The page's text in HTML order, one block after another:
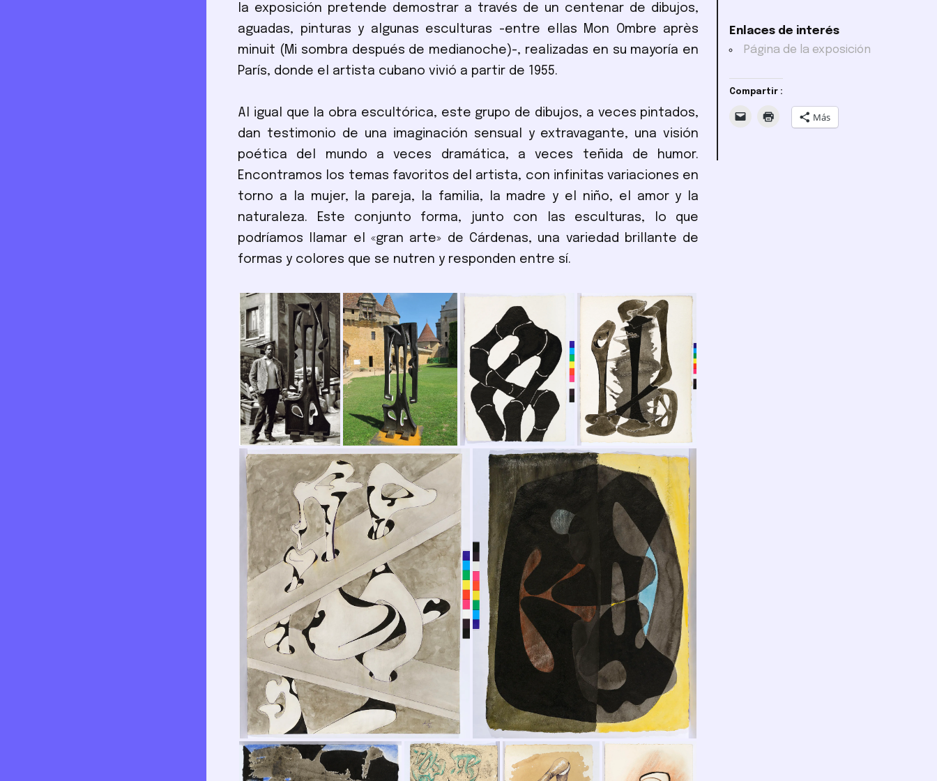
la exposición pretende demostrar a través de un centenar de dibujos,
aguadas, pinturas y algunas esculturas -entre ellas Mon Ombre après
minuit (Mi sombra después de medianoche)-, realizadas en su mayoría en
París, donde el artista cubano vivió a partir de 1955.
Al igual que la obra escultórica, este grupo de dibujos, a veces pintados,
dan testimonio de una imaginación sensual y extravagante, una visión
poética del mundo a veces dramática, a veces teñida de humor.
Encontramos los temas favoritos del artista, con infinitas variaciones en
torno a la mujer, la pareja, la familia, la madre y el niño, el amor y la
naturaleza. Este conjunto forma, junto con las esculturas, lo que
podríamos llamar el «gran arte» de Cárdenas, una variedad brillante de
formas y colores que se nutren y responden entre sí.
Enlaces de interés
Página de la exposición
Compartir :
Más